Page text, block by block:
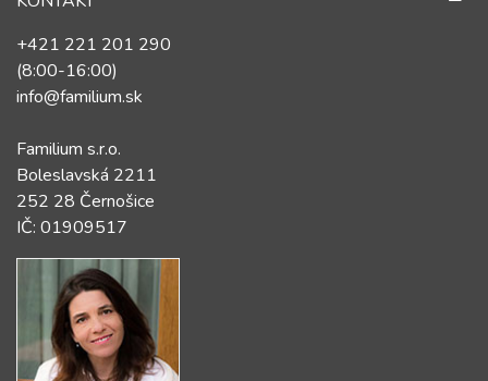
+421 221 201 290
(8:00-16:00)
info@familium.sk
Familium s.r.o.
Boleslavská 2211
252 28 Černošice
IČ: 01909517